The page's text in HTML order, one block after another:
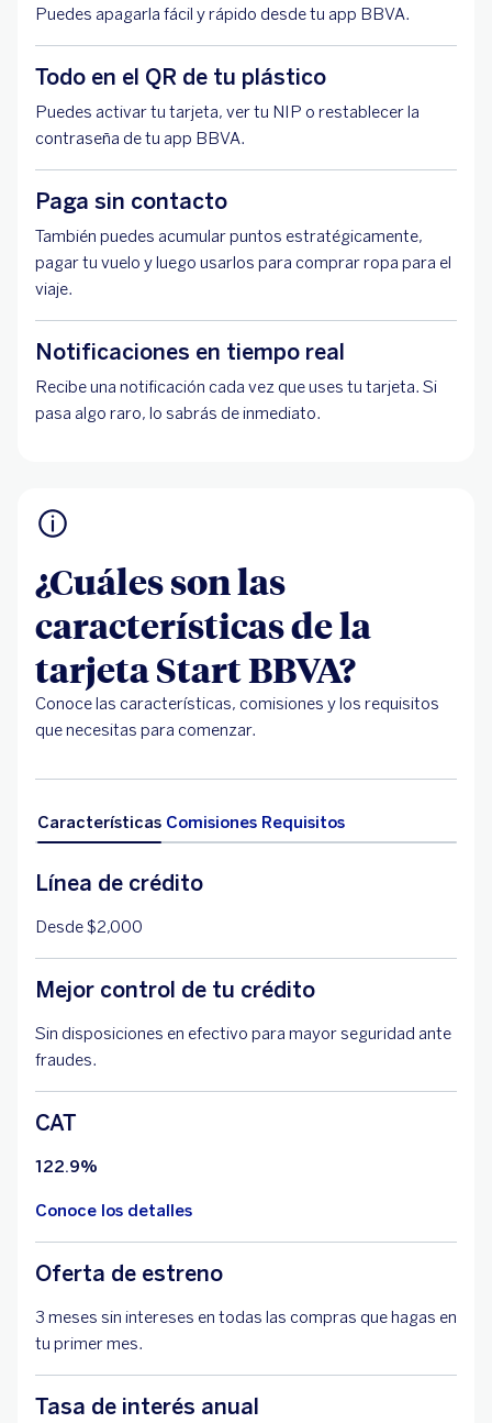
Puedes apagarla fácil y rápido desde tu app BBVA.
Todo en el QR de tu plástico
Puedes activar tu tarjeta, ver tu NIP o restablecer la
contraseña de tu app BBVA.
Paga sin contacto
También puedes acumular puntos estratégicamente,
pagar tu vuelo y luego usarlos para comprar ropa para el
viaje.
Notificaciones en tiempo real
Recibe una notificación cada vez que uses tu tarjeta. Si
pasa algo raro, lo sabrás de inmediato.
¿Cuáles son las
características de la
tarjeta Start BBVA?
Conoce las características, comisiones y los requisitos
que necesitas para comenzar.
Características Comisiones Requisitos
Línea de crédito
Desde $2,000
Mejor control de tu crédito
Sin disposiciones en efectivo para mayor seguridad ante
fraudes.
CAT
122.9%
Conoce los detalles
Oferta de estreno
3 meses sin intereses en todas las compras que hagas en
tu primer mes.
Tasa de interés anual